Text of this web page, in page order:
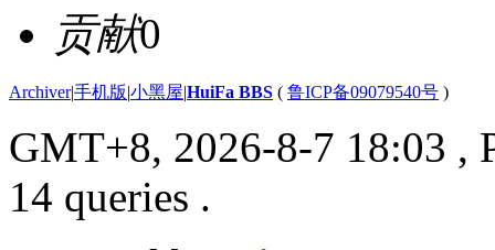
贡献0
Archiver|手机版|小黑屋|HuiFa BBS ( 鲁ICP备09079540号 )
GMT+8, 2026-8-7 18:03 ,
14 queries .